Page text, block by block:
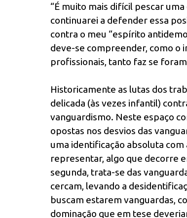
“É muito mais difícil pescar
continuarei a defender essa
contra o meu “espírito
deve-se compreender, como o
profissionais, tanto faz se
Historicamente as lutas dos
delicada (às vezes infantil)
vanguardismo. Neste espaço
opostas nos desvios das
uma identificação absoluta
representar, algo que decorre
segunda, trata-se das
cercam, levando a
buscam estarem vanguardas,
dominação que em tese